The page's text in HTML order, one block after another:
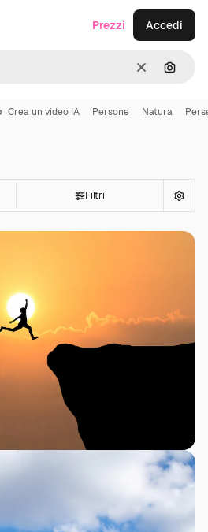
CancellaCerca
Prezzi Accedi
Crea un video IA Persone Natura
Filtri